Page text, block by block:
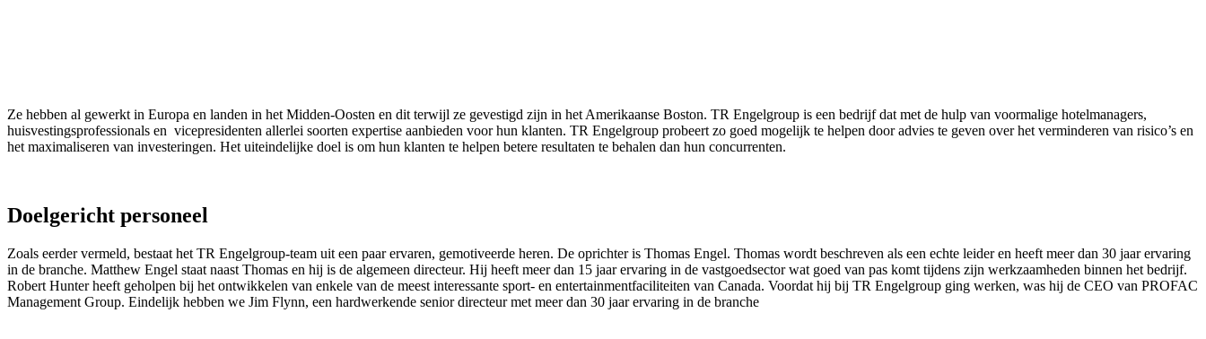
Ze hebben al gewerkt in Europa en landen in het Midden-Oosten en dit terwijl ze gevestigd zijn in het Amerikaanse Boston. TR Engelgroup is een bedrijf dat met de hulp van voormalige hotelmanagers,
huisvestingsprofessionals en vicepresidenten allerlei soorten expertise aanbieden voor hun klanten. TR Engelgroup probeert zo goed mogelijk te helpen door advies te geven over het verminderen van risico’s en
het maximaliseren van investeringen. Het uiteindelijke doel is om hun klanten te helpen betere resultaten te behalen dan hun concurrenten.
Doelgericht personeel
Zoals eerder vermeld, bestaat het TR Engelgroup-team uit een paar ervaren, gemotiveerde heren. De oprichter is Thomas Engel. Thomas wordt beschreven als een echte leider en heeft meer dan 30 jaar ervaring
in de branche. Matthew Engel staat naast Thomas en hij is de algemeen directeur. Hij heeft meer dan 15 jaar ervaring in de vastgoedsector wat goed van pas komt tijdens zijn werkzaamheden binnen het bedrijf.
Robert Hunter heeft geholpen bij het ontwikkelen van enkele van de meest interessante sport- en entertainmentfaciliteiten van Canada. Voordat hij bij TR Engelgroup ging werken, was hij de CEO van PROFAC
Management Group. Eindelijk hebben we Jim Flynn, een hardwerkende senior directeur met meer dan 30 jaar ervaring in de branche